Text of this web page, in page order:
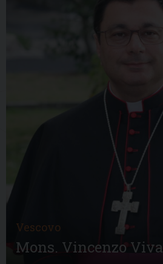
Vescovo
Mons. Vincenzo Viva